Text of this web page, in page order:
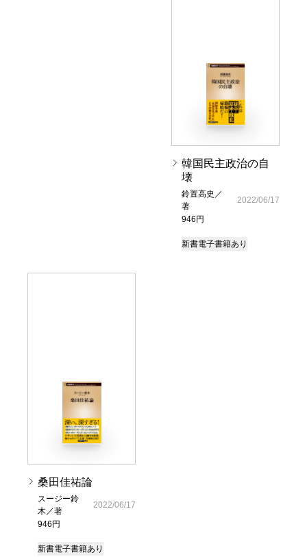
韓国民主政治の自
壊
鈴置高史／
著
946円
2022/06/17
新書電子書籍あり
桑田佳祐論
スージー鈴
木／著
946円
2022/06/17
新書電子書籍あり